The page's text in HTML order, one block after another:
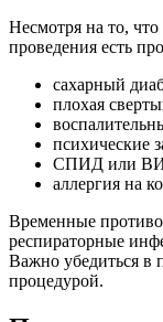
Несмотря на то,
проведения есть
сахарный
плохая
психические
СПИД или
аллергия на
Временные
респираторные
Важно убедиться в
процедурой.